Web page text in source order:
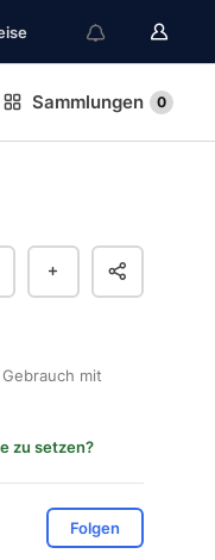
Sammlungen 0
mit
zu setzen?
Folgen